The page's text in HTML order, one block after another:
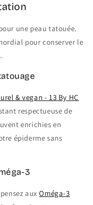
une peau tatouée.
pour conserver le
& vegan - 13 By HC
respectueuse de
enrichies en
épiderme sans
3
auxOméga-3